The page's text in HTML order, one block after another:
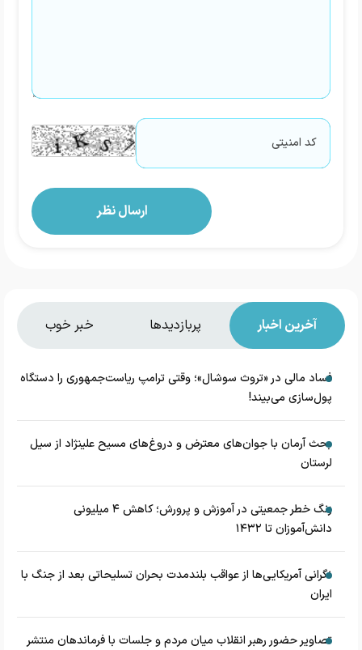
آخرین اخبار پربازدیدها خبر خوب
فساد مالی در «تروث سوشال»؛ وقتی ترامپ ریاست‌جمهوری را دستگاه
پول‌سازی می‌بیند!
بحث آرمان با جوان‌های معترض و دروغ‌های مسیح علینژاد از سیل
لرستان
زنگ خطر جمعیتی در آموزش و پرورش؛ کاهش ۴ میلیونی
دانش‌آموزان تا ۱۴۳۲
نگرانی آمریکایی‌ها از عواقب بلندمدت بحران تسلیحاتی بعد از جنگ با
ایران
تصاویر حضور رهبر انقلاب میان مردم و جلسات با فرماندهان منتشر